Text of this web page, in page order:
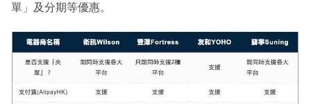
單」及分期等優惠。